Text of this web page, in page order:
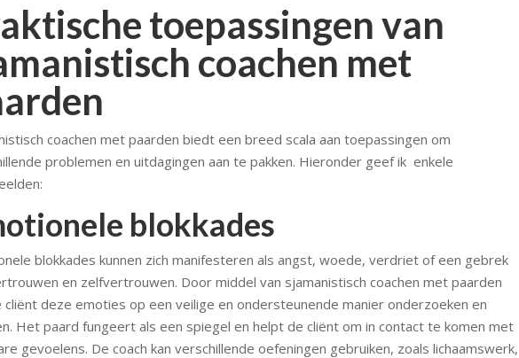
toepassingen van
coachen met
coachen met paarden biedt een breed scala aan toepassingen om
problemen en uitdagingen aan te pakken. Hieronder geef ik enkele
blokkades
blokkades kunnen zich manifesteren als angst, woede, verdriet of een gebrek
en zelfvertrouwen. Door middel van sjamanistisch coachen met paarden
cliënt deze emoties op een veilige en ondersteunende manier onderzoeken en
Het paard fungeert als een spiegel en helpt de cliënt om in contact te komen met
gevoelens. De coach kan verschillende oefeningen gebruiken, zoals lichaamswerk,